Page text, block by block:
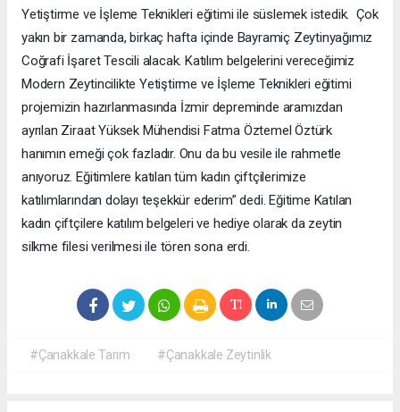
Yetiştirme ve İşleme Teknikleri eğitimi ile süslemek istedik. Çok
yakın bir zamanda, birkaç hafta içinde Bayramiç Zeytinyağımız
Coğrafi İşaret Tescili alacak. Katılım belgelerini vereceğimiz
Modern Zeytincilikte Yetiştirme ve İşleme Teknikleri eğitimi
projemizin hazırlanmasında İzmir depreminde aramızdan
ayrılan Ziraat Yüksek Mühendisi Fatma Öztemel Öztürk
hanımın emeği çok fazladır. Onu da bu vesile ile rahmetle
anıyoruz. Eğitimlere katılan tüm kadın çiftçilerimize
katılımlarından dolayı teşekkür ederim” dedi. Eğitime Katılan
kadın çiftçilere katılım belgeleri ve hediye olarak da zeytin
silkme filesi verilmesi ile tören sona erdi.
#Çanakkale Tarım #Çanakkale Zeytinlik